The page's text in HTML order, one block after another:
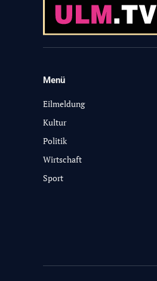
Menü
Eilmeldung
Kultur
Politik
Wirtschaft
Sport